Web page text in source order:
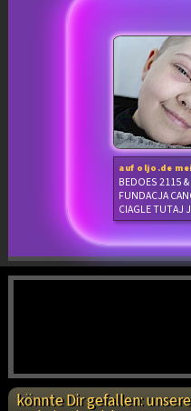
auf oljo.de
BEDOES 2115 &
FUNDACJA
CIAGLE TUTAJ
könnte Dir gefallen: